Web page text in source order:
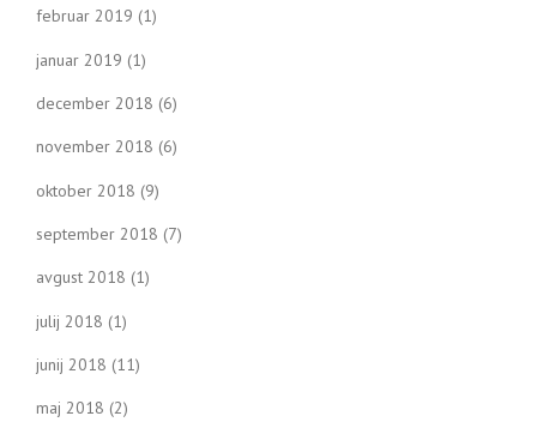
februar 2019 (1)
januar 2019 (1)
december 2018 (6)
november 2018 (6)
oktober 2018 (9)
september 2018 (7)
avgust 2018 (1)
julij 2018 (1)
junij 2018 (11)
maj 2018 (2)